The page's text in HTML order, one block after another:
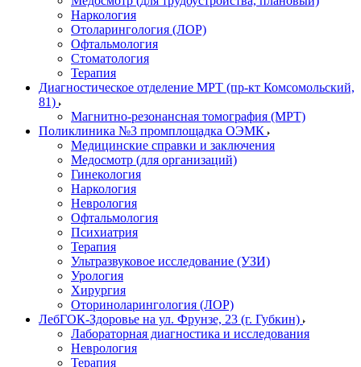
Наркология
Отоларингология (ЛОР)
Офтальмология
Стоматология
Терапия
Диагностическое отделение МРТ (пр-кт Комсомольский,
81)
Магнитно-резонансная томография (МРТ)
Поликлиника №3 промплощадка ОЭМК
Медицинские справки и заключения
Медосмотр (для организаций)
Гинекология
Наркология
Неврология
Офтальмология
Психиатрия
Терапия
Ультразвуковое исследование (УЗИ)
Урология
Хирургия
Оториноларингология (ЛОР)
ЛебГОК-Здоровье на ул. Фрунзе, 23 (г. Губкин)
Лабораторная диагностика и исследования
Неврология
Терапия